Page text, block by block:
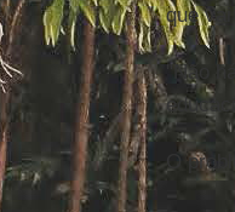
que
"Não
O